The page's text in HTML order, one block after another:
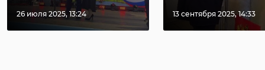
26 июля 2025, 13:24 13 сентября 2025, 14:33